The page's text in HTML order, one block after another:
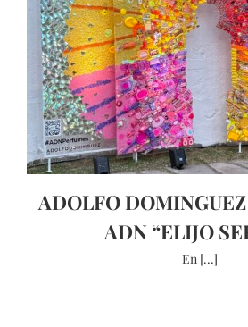
ADOLFO
ADN “ELIJO
En [...]